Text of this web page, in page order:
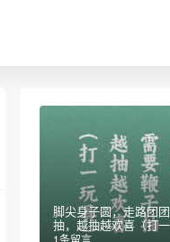
脚尖身子圆，走路团
抽，越抽越欢喜（打一
1条留言